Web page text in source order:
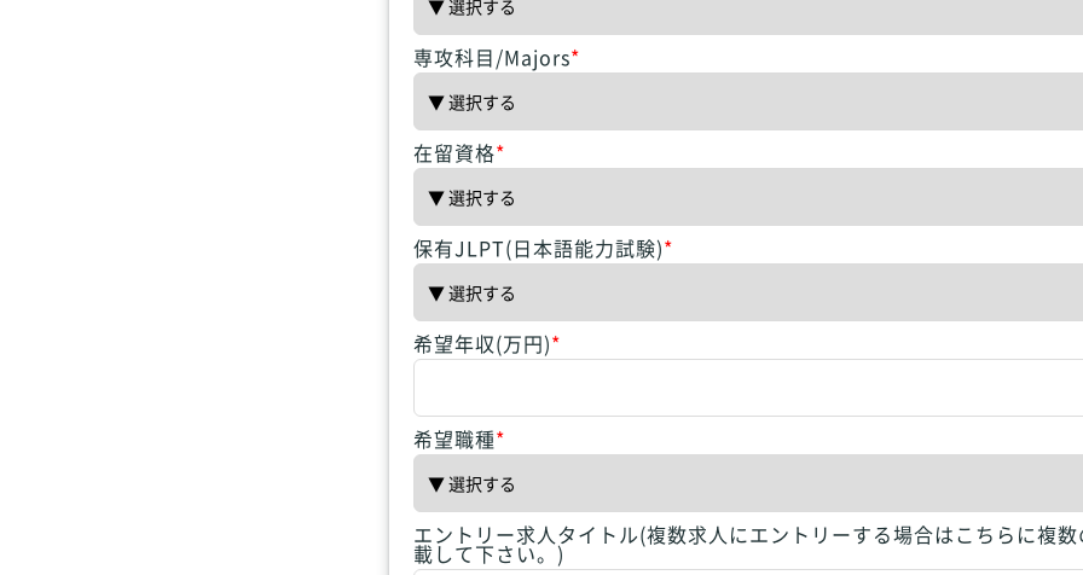
専攻科目/Majors*
在留資格*
保有JLPT(日本語能力試験)*
希望年収(万円)*
希望職種*
エントリー求人タイトル(複数求人にエントリーする場合はこちらに複
載して下さい。)